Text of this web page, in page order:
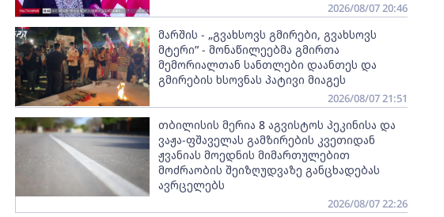
2026/08/07 20:46
მარშის - „გვახსოვს გმირები, გვახსოვს
მტერი” - მონაწილეებმა გმირთა
მემორიალთან სანთლები დაანთეს და
გმირების ხსოვნას პატივი მიაგეს
2026/08/07 21:51
თბილისის მერია 8 აგვისტოს პეკინისა და
ვაჟა-ფშაველას გამზირების კვეთიდან
ჟვანიას მოედნის მიმართულებით
მოძრაობის შეიზღუდვაზე განცხადებას
ავრცელებს
2026/08/07 22:26